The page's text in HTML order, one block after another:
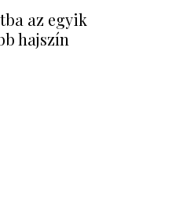
az egyik
hajszín